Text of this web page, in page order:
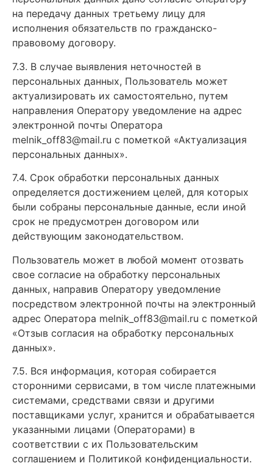
на передачу данных третьему лицу для
исполнения обязательств по гражданско-
правовому договору.
7.3. В случае выявления неточностей в
персональных данных, Пользователь может
актуализировать их самостоятельно, путем
направления Оператору уведомление на адрес
электронной почты Оператора
melnik_off83@mail.ru с пометкой «Актуализация
персональных данных».
7.4. Срок обработки персональных данных
определяется достижением целей, для которых
были собраны персональные данные, если иной
срок не предусмотрен договором или
действующим законодательством.
Пользователь может в любой момент отозвать
свое согласие на обработку персональных
данных, направив Оператору уведомление
посредством электронной почты на электронный
адрес Оператора melnik_off83@mail.ru с пометкой
«Отзыв согласия на обработку персональных
данных».
7.5. Вся информация, которая собирается
сторонними сервисами, в том числе платежными
системами, средствами связи и другими
поставщиками услуг, хранится и обрабатывается
указанными лицами (Операторами) в
соответствии с их Пользовательским
соглашением и Политикой конфиденциальности.